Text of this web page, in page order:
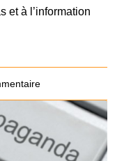
et à l’information